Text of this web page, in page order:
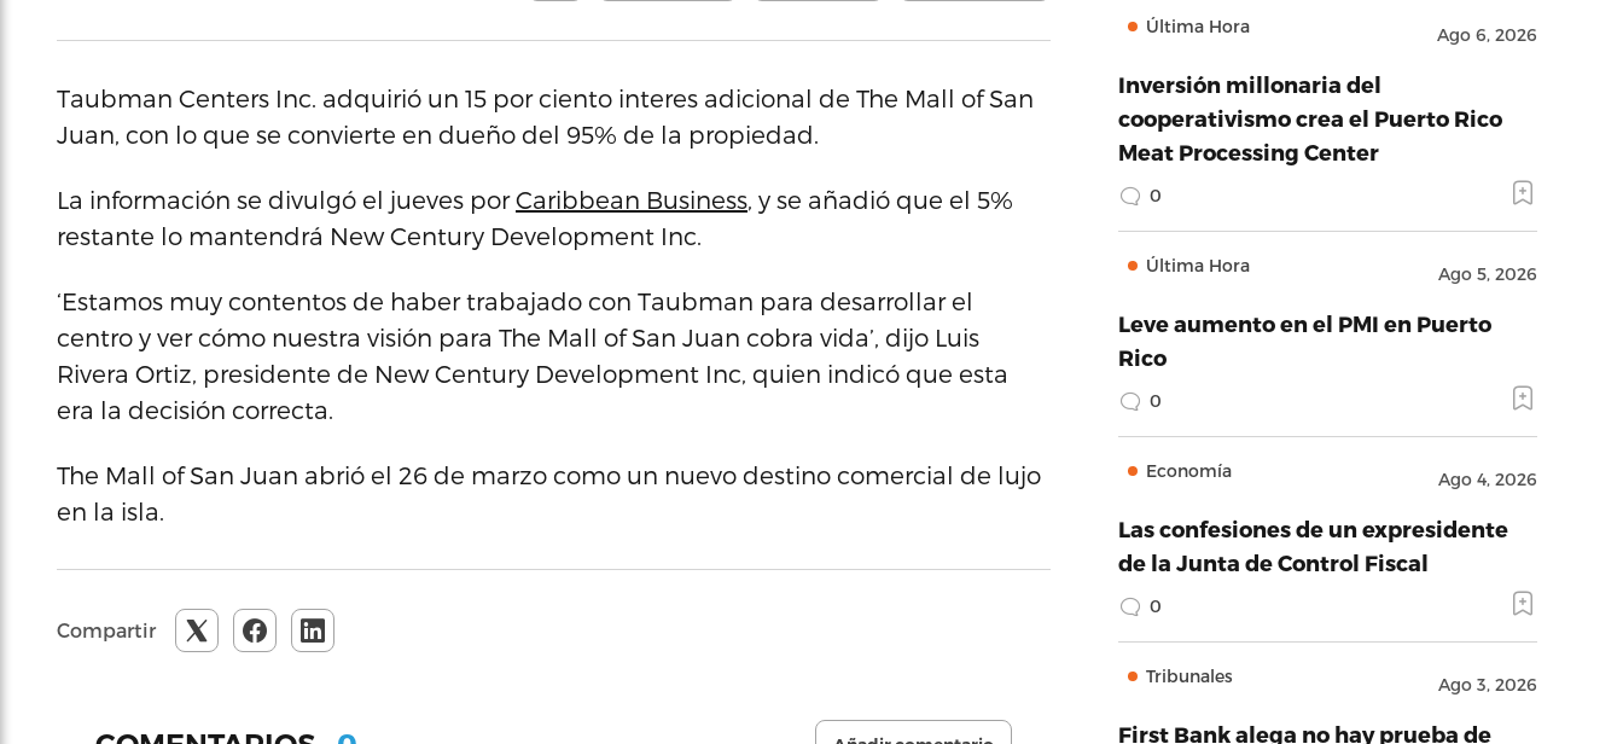
Taubman Centers Inc. adquirió un 15 por ciento interes adicional de The Mall of San
Juan, con lo que se convierte en dueño del 95% de la propiedad.
La información se divulgó el jueves porCaribbean Business, y se añadió que el 5%
restante lo mantendrá New Century Development Inc.
‘Estamos muy contentos de haber trabajado con Taubman para desarrollar el
centro y ver cómo nuestra visión para The Mall of San Juan cobra vida’, dijo Luis
Rivera Ortiz, presidente de New Century Development Inc, quien indicó que esta
era la decisión correcta.
The Mall of San Juan abrió el 26 de marzo como un nuevo destino comercial de lujo
en la isla.
Compartir
Última Hora Ago 6, 2026
Inversión millonaria del
cooperativismo crea el Puerto Rico
Meat Processing Center
0
Última Hora Ago 5, 2026
Leve aumento en el PMI en Puerto
Rico
0
Economía Ago 4, 2026
Las confesiones de un expresidente
de la Junta de Control Fiscal
0
Tribunales Ago 3, 2026
First Bank alega no hay prueba de